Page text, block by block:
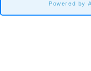
Powered by